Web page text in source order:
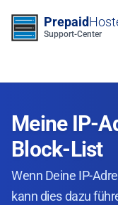
Prepaid
Support-Center
Meine IP-
Block-List
Wenn Deine IP-
kann dies dazu